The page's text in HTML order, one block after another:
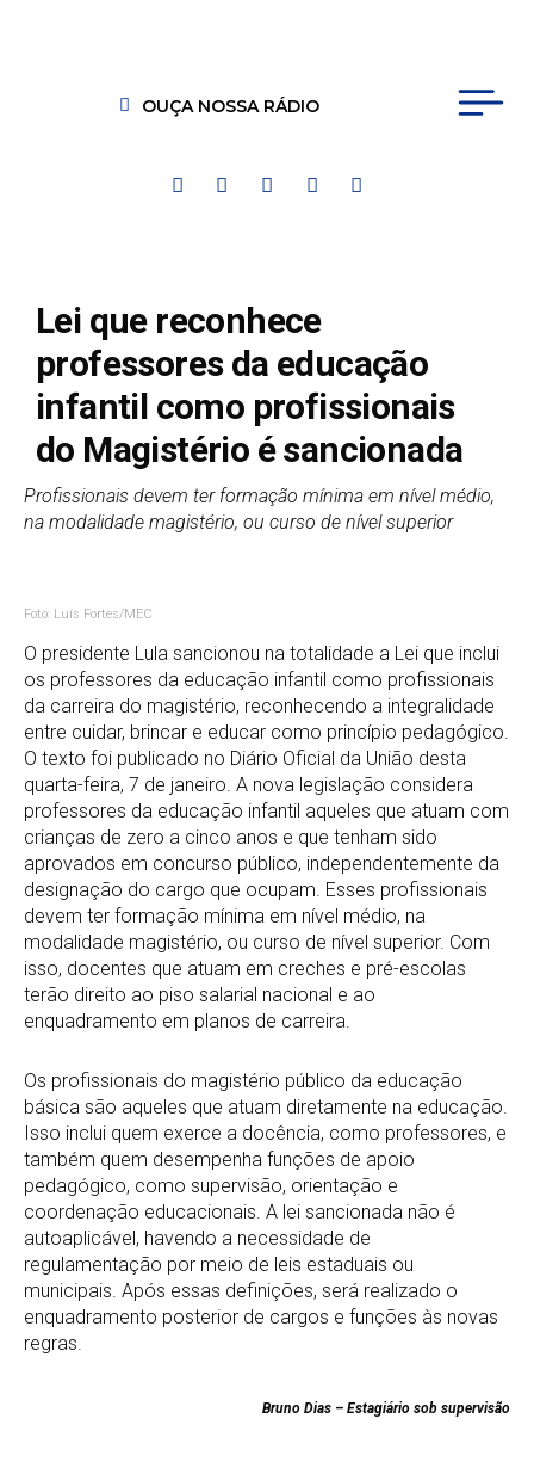
OUÇA NOSSA RÁDIO
Lei que reconhece
professores da educação
infantil como profissionais
do Magistério é sancionada
Profissionais devem ter formação mínima em nível médio,
na modalidade magistério, ou curso de nível superior
Foto: Luís Fortes/MEC
O presidente Lula sancionou na totalidade a Lei que inclui
os professores da educação infantil como profissionais
da carreira do magistério, reconhecendo a integralidade
entre cuidar, brincar e educar como princípio pedagógico.
O texto foi publicado no Diário Oficial da União desta
quarta-feira, 7 de janeiro. A nova legislação considera
professores da educação infantil aqueles que atuam com
crianças de zero a cinco anos e que tenham sido
aprovados em concurso público, independentemente da
designação do cargo que ocupam. Esses profissionais
devem ter formação mínima em nível médio, na
modalidade magistério, ou curso de nível superior. Com
isso, docentes que atuam em creches e pré-escolas
terão direito ao piso salarial nacional e ao
enquadramento em planos de carreira.
Os profissionais do magistério público da educação
básica são aqueles que atuam diretamente na educação.
Isso inclui quem exerce a docência, como professores, e
também quem desempenha funções de apoio
pedagógico, como supervisão, orientação e
coordenação educacionais. A lei sancionada não é
autoaplicável, havendo a necessidade de
regulamentação por meio de leis estaduais ou
municipais. Após essas definições, será realizado o
enquadramento posterior de cargos e funções às novas
regras.
Bruno Dias – Estagiário sob supervisão